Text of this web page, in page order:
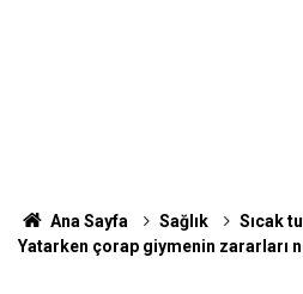
Ana Sayfa Sağlık
Sıcak
Yatarken çorap giymenin zararları